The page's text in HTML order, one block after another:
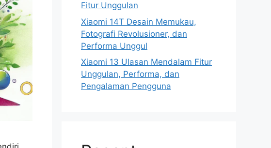
Fitur Unggulan
Xiaomi 14T Desain Memukau,
Fotografi Revolusioner, dan
Performa Unggul
Xiaomi 13 Ulasan Mendalam Fitur
Unggulan, Performa, dan
Pengalaman Pengguna